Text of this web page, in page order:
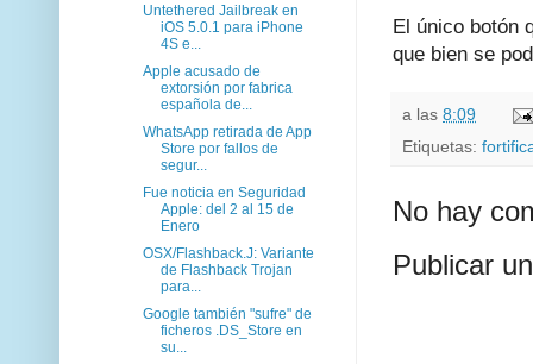
El único botón
que bien se
a las 8:09
Etiquetas:
No hay
Publicar
Untethered Jailbreak en
iOS 5.0.1 para iPhone
4S e...
Apple acusado de
extorsión por fabrica
española de...
WhatsApp retirada de App
Store por fallos de
segur...
Fue noticia en Seguridad
Apple: del 2 al 15 de
Enero
OSX/Flashback.J: Variante
de Flashback Trojan
para...
Google también "sufre" de
ficheros .DS_Store en
su...